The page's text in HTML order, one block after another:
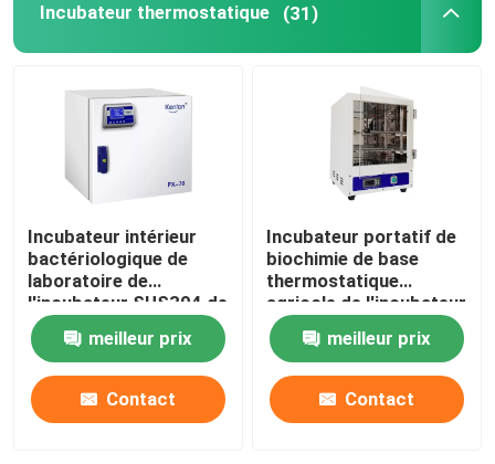
Agitateur d'incubateur de plaquettes
Four à moufle
Bain-marie de laboratoire
Incubateur thermostatique (31)
Incubateur intérieur
bactériologique de
laboratoire de
l'incubateur SUS304 de
haute précision
meilleur prix
Contact
Incubateur portatif de
biochimie de base
thermostatique
agricole de l'incubateur
110V 220V
meilleur prix
Contact